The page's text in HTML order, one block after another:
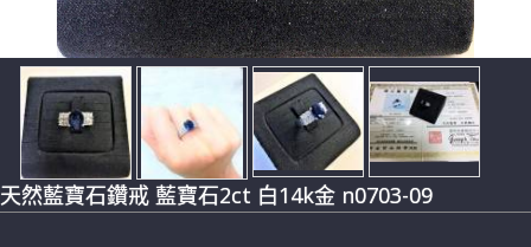
天然藍寶石鑽戒 藍寶石2ct 白14k金 n0703-09